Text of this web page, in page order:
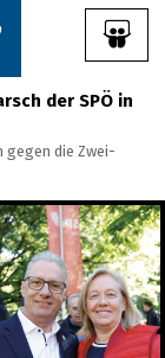
der SPÖ in
gegen die Zwei-